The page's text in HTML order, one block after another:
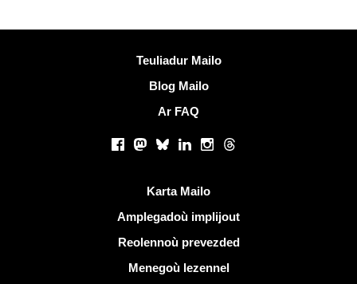
Teuliadur Mailo
Blog Mailo
Ar FAQ
Facebook
Mastodon
BlueskyLinkedInInstagram
Threads
Karta Mailo
Amplegadoù implijout
Reolennoù prevezded
Menegoù lezennel